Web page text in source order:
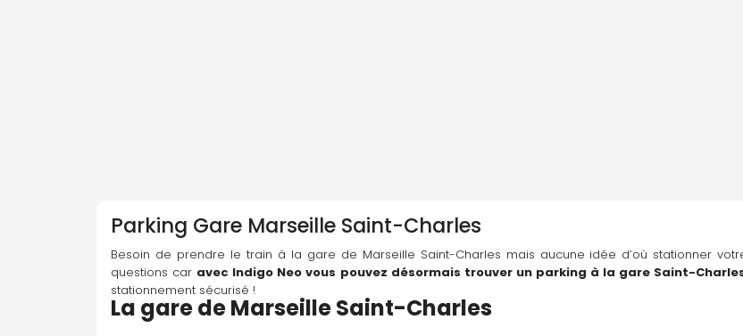
Parking Gare Marseille Saint-Charles
Besoin de prendre le train à la gare de Marseille Saint-Charles mais aucune idée d’où stationner
questions car avec Indigo Neo vous pouvez désormais trouver un parking à la gare Saint-
stationnement sécurisé !
La gare de Marseille Saint-Charles